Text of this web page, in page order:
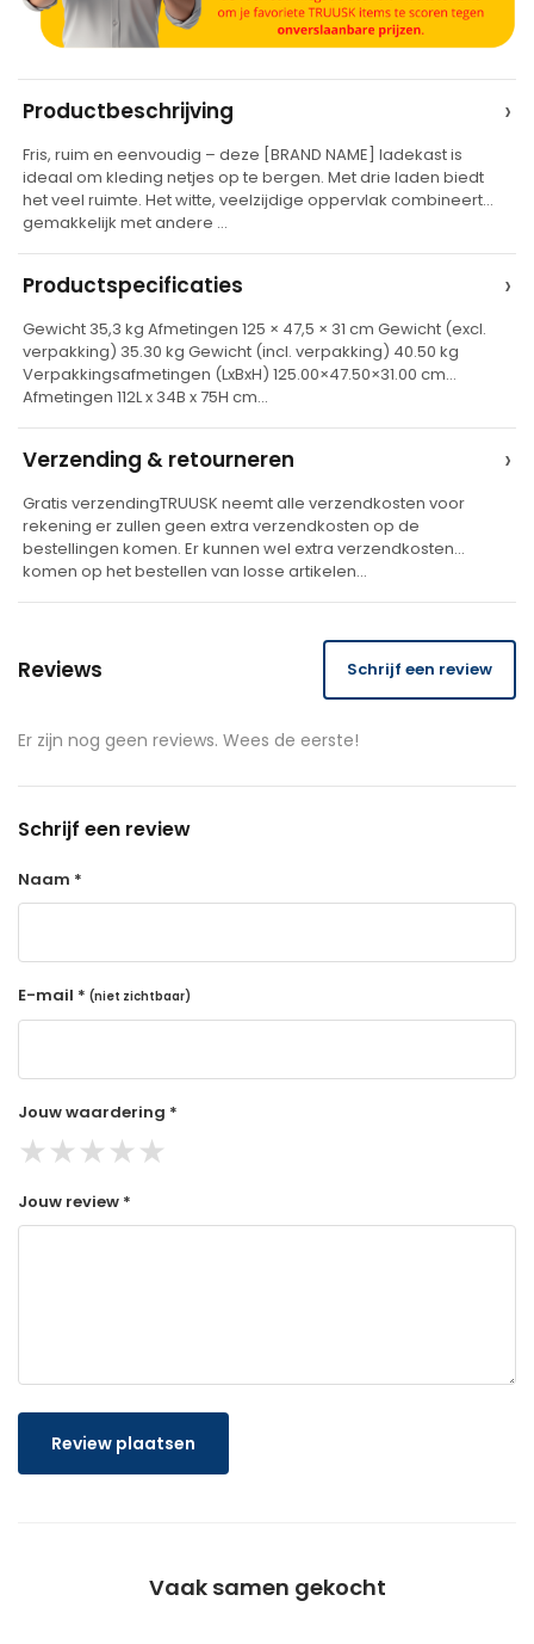
t
e
r
a
t
v
e
Productbeschrijving ›
Fris, ruim en eenvoudig – deze [BRAND NAME] ladekast is
ideaal om kleding netjes op te bergen. Met drie laden biedt
het veel ruimte. Het witte, veelzijdige oppervlak combineert
gemakkelijk met andere …
Productspecificaties ›
Gewicht 35,3 kg Afmetingen 125 × 47,5 × 31 cm Gewicht (excl.
verpakking) 35.30 kg Gewicht (incl. verpakking) 40.50 kg
Verpakkingsafmetingen (LxBxH) 125.00×47.50×31.00 cm
Afmetingen 112L x 34B x 75H cm…
Verzending & retourneren ›
Gratis verzendingTRUUSK neemt alle verzendkosten voor
rekening er zullen geen extra verzendkosten op de
bestellingen komen. Er kunnen wel extra verzendkosten
komen op het bestellen van losse artikelen…
Reviews Schrijf een review
Er zijn nog geen reviews. Wees de eerste!
Schrijf een review
Naam *
E-mail * (niet zichtbaar)
Jouw waardering *
★★★★★
Jouw review *
Review plaatsen
Vaak samen gekocht